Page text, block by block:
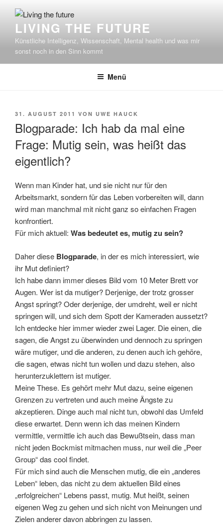
Inhalt
springenLIVING THE FUTURE
Künstliche Intelligenz, Wissenschaft, Mental health und was mir
sonst noch in den Sinn kommt
Menü
VERÖFFENTLICHT
31. AUGUST 2011 VON UWE HAUCK
Blogparade: Ich hab da mal eine
Frage: Mutig sein, was heißt das
eigentlich?
Wenn man Kinder hat, und sie nicht nur für den
Arbeitsmarkt, sondern für das Leben vorbereiten will, dann
wird man manchmal mit nicht ganz so einfachen Fragen
konfrontiert.
Für mich aktuell: Was bedeutet es, mutig zu sein?
Daher diese Blogparade, in der es mich interessiert, wie
ihr Mut definiert?
Ich habe dann immer dieses Bild vom 10 Meter Brett vor
Augen. Wer ist da mutiger? Derjenige, der trotz grosser
Angst springt? Oder derjenige, der umdreht, weil er nicht
springen will, und sich dem Spott der Kameraden aussetzt?
Ich entdecke hier immer wieder zwei Lager. Die einen, die
sagen, die Angst zu überwinden und dennoch zu springen
wäre mutiger, und die anderen, zu denen auch ich gehöre,
die sagen, etwas nicht tun wollen und dazu stehen, also
herunterzuklettern ist mutiger.
Meine These. Es gehört mehr Mut dazu, seine eigenen
Grenzen zu vertreten und auch meine Ängste zu
akzeptieren. Dinge auch mal nicht tun, obwohl das Umfeld
diese erwartet. Denn wenn ich das meinen Kindern
vermittle, vermittle ich auch das Bewußtsein, dass man
nicht jeden Bockmist mitmachen muss, nur weil die „Peer
Group“ das cool findet.
Für mich sind auch die Menschen mutig, die ein „anderes
Leben“ leben, das nicht zu dem aktuellen Bild eines
„erfolgreichen“ Lebens passt, mutig. Mut heißt, seinen
eigenen Weg zu gehen und sich nicht von Meinungen und
Zielen anderer davon abbringen zu lassen.